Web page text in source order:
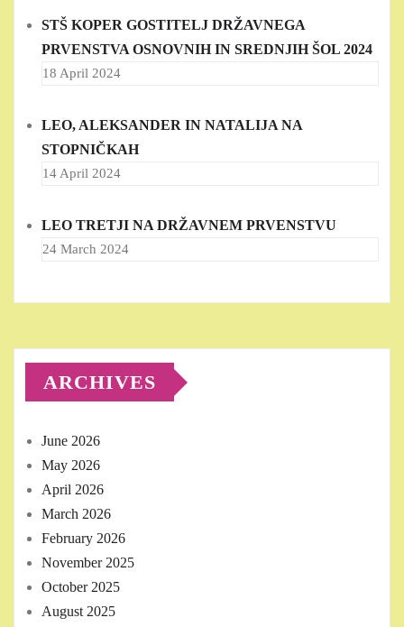
STŠ KOPER GOSTITELJ DRŽAVNEGA
PRVENSTVA OSNOVNIH IN SREDNJIH ŠOL 2024
18 April 2024
LEO, ALEKSANDER IN NATALIJA NA
STOPNIČKAH
14 April 2024
LEO TRETJI NA DRŽAVNEM PRVENSTVU
24 March 2024
ARCHIVES
June 2026
May 2026
April 2026
March 2026
February 2026
November 2025
October 2025
August 2025